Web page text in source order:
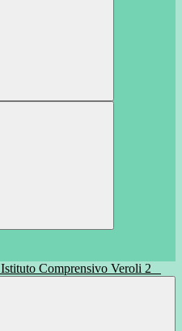
Istituto Comprensivo Veroli 2